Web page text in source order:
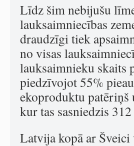
Līdz šim nebijušu
lauksaimniecības
draudzīgi tiek
no visas
lauksaimnieku skaits
piedzīvojot 55%
ekoproduktu patēriņš
kur tas sasniedzis
Latvija kopā ar